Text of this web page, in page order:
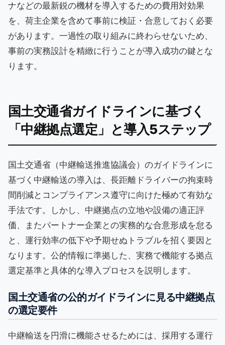
ナなどの最新鋭の機材を導入するための費用対効果
を、荷主企業を含めて事前に検証・合意しておく必要
があります。一過性の取り組みに終わらせないため、
事前の実務設計を精緻に行うことが導入成功の鍵とな
ります。
国土交通省ガイドラインに基づく
「中継拠点選定」と導入5ステップ
国土交通省（中継輸送推進協議会）のガイドラインに
基づく中継輸送の導入は、長距離ドライバーの拘束時
間削減とコンプライアンス遵守に向けた極めて有効な
手法です。しかし、中継拠点の立地や設備の適正評
価、またパートナー企業との実務的な合意形成を怠る
と、運行効率の低下や予期せぬトラブルを招く要因と
なります。公的情報に準拠した、実務で機能する拠点
選定基準と具体的な導入プロセスを説明します。
国土交通省の公的ガイドラインに見る中継拠点
の選定要件
中継輸送を円滑に機能させるためには、採用する運行